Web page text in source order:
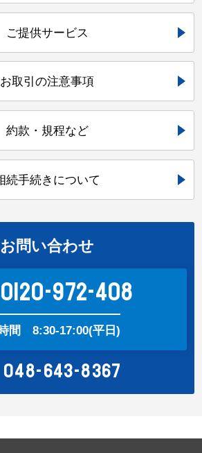
ご提供サービス
お取引の注意事項
約款・規程など
続手続きについて
お問い合わせ
0120-972-408
間 8:30-17:00(平日)
048-643-8367